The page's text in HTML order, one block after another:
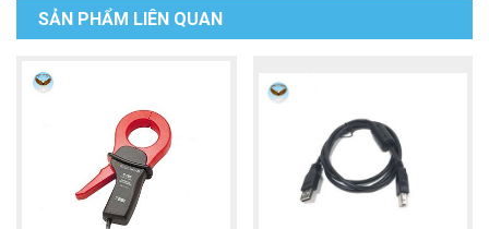
SẢN PHẨM LIÊN QUAN